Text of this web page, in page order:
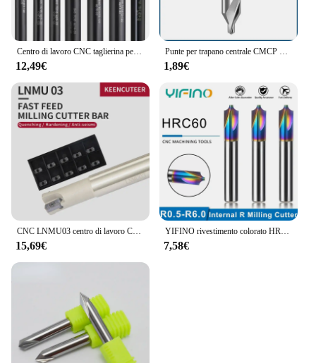
Centro di lavoro CNC taglierina per smussatura barra per svasatore fresa per smusso indicizzabile 30/45/60 gradi TCMT APMT foratura a punti
12,49€
Punte per trapano centrale CMCP HSS trapano per svasatore da 60 gradi 1mm 1.5mm 2mm 3mm 3.5mm 5mm 6mmPower strumenti punta per trapano in metallo
1,89€
CNC LNMU03 centro di lavoro CNC ad alimentazione rapida testa di fresatura a estremità efficiente e veloce inserto di fresatura a doppio bordo
15,69€
YIFINO rivestimento colorato HRC60 4-Flute interno R fresa in acciaio al tungsteno per utensili per fresa centro di lavoro CNC in alluminio
7,58€